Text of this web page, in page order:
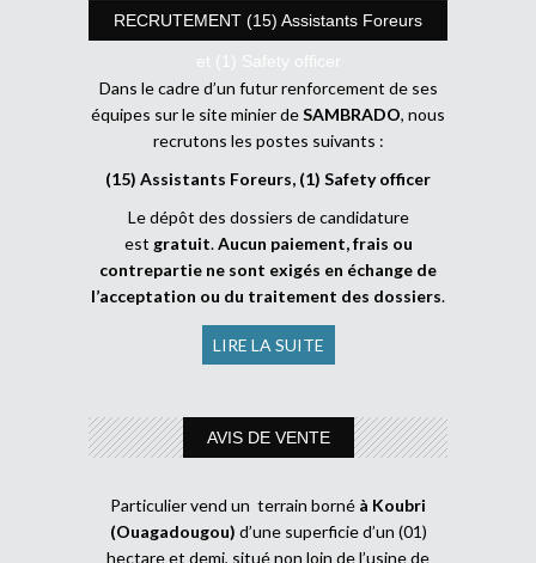
RECRUTEMENT (15) Assistants Foreurs
et (1) Safety officer
Dans le cadre d’un futur renforcement de ses
équipes sur le site minier deSAMBRADO, nous
recrutons les postes suivants :
(15) Assistants Foreurs, (1) Safety officer
Le dépôt des dossiers de candidature
est gratuit.Aucun paiement, frais ou
contrepartie ne sont exigés en échange de
l’acceptation ou du traitement des dossiers.
LIRE LA SUITE
AVIS DE VENTE
Particulier vend un terrain borné à Koubri
(Ouagadougou) d’une superficie d’un (01)
hectare et demi, situé non loin de l’usine de